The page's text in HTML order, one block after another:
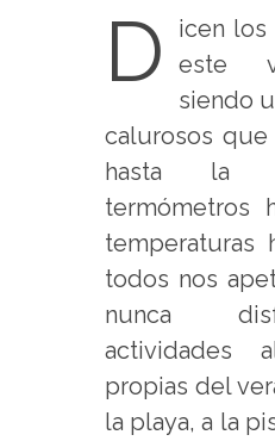
D
icen
este
siendo
calurosos
hasta la
termómetros
temperaturas
todos nos
nunca
actividades
propias del
la playa, a la